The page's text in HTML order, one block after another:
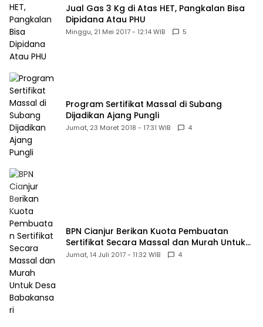
Jual Gas 3 Kg di Atas HET, Pangkalan Bisa
Dipidana Atau PHU
Minggu, 21 Mei 2017 - 12:14 WIB 5
Program Sertifikat Massal di Subang
Dijadikan Ajang Pungli
Jumat, 23 Maret 2018 - 17:31 WIB 4
BPN Cianjur Berikan Kuota Pembuatan
Sertifikat Secara Massal dan Murah Untuk
Desa Babakansari
Jumat, 14 Juli 2017 - 11:32 WIB 4